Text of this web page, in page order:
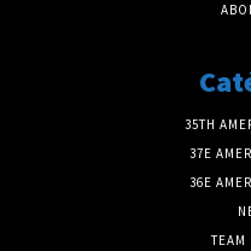
35TH
37E
36E
TEAM